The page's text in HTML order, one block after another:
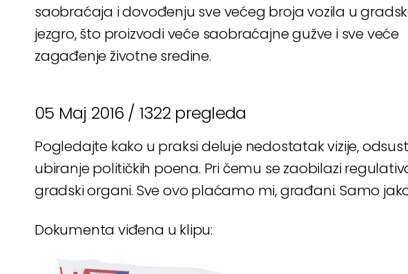
saobraćaja i dovođenju sve većeg broja vozila u
jezgro, što proizvodi veće saobraćajne gužve i sve veće
zagađenje životne sredine.
05 Maj 2016 / 1322 pregleda
Pogledajte kako u praksi deluje nedostatak vizije,
ubiranje političkih poena. Pri čemu se zaobilazi
gradski organi. Sve ovo plaćamo mi, građani. Samo
Dokumenta viđena u klipu: